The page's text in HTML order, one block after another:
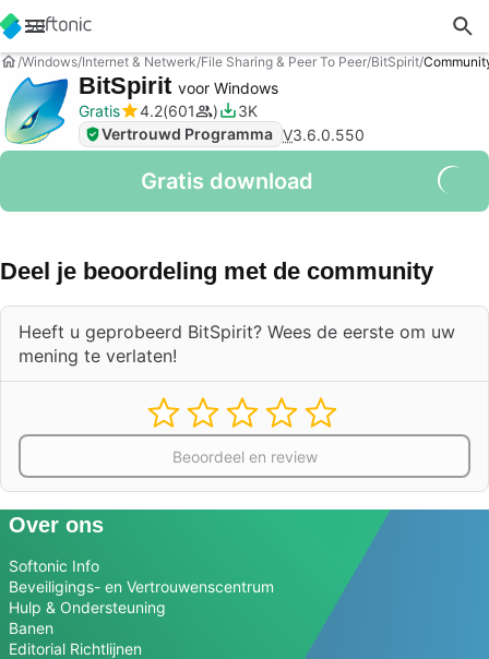
Windows Internet & Netwerk File Sharing & Peer To Peer BitSpirit
BitSpirit voor Windows
Gratis
4.2 601
3K
Vertrouwd Programma V3.6.0.550
Gratis download
Deel je beoordeling met de community
Heeft u geprobeerd BitSpirit? Wees de eerste om uw
mening te verlaten!
Beoordeel en review
Over ons
Softonic Info
Beveiligings- en Vertrouwenscentrum
Hulp & Ondersteuning
Banen
Editorial Richtlijnen